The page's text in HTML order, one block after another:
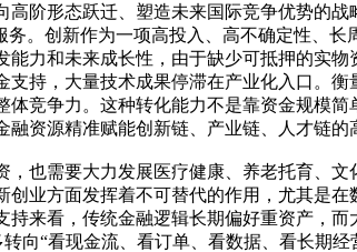
阶形态跃迁、塑造未来国际竞争优势的
。创新作为一项高投入、高不确定性、长
力和未来成长性，由于缺少可抵押的实物
持，大量技术成果停滞在产业化入口。
竞争力。这种转化能力不是靠资金规模
资源精准赋能创新链、产业链、人才链的
也需要大力发展医疗健康、养老托育、文
业方面发挥着不可替代的作用，尤其是在
来看，传统金融逻辑长期偏好重资产，
向“看现金流、看订单、看数据、看长期